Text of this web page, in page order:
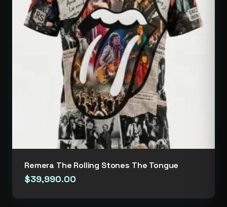
Remera The Rolling Stones The Tongue
$39,990.00